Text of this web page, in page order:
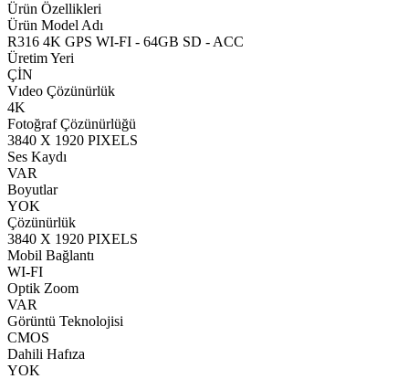
Ürün Özellikleri
Ürün Model Adı
R316 4K GPS WI-FI - 64GB SD - ACC
Üretim Yeri
ÇİN
Vıdeo Çözünürlük
4K
Fotoğraf Çözünürlüğü
3840 X 1920 PIXELS
Ses Kaydı
VAR
Boyutlar
YOK
Çözünürlük
3840 X 1920 PIXELS
Mobil Bağlantı
WI-FI
Optik Zoom
VAR
Görüntü Teknolojisi
CMOS
Dahili Hafıza
YOK